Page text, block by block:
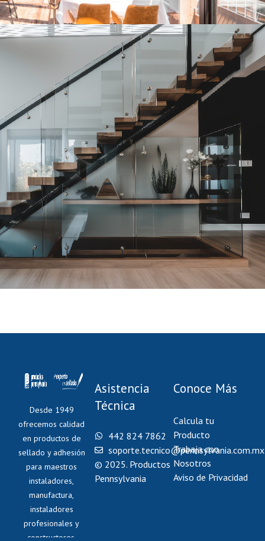
Desde 1949
ofrecemos calidad
en productos de
sellado y adhesión
para maestros
instaladores,
manufactura,
instaladores
profesionales y
constructores.
Asistencia
Técnica
442 824 7862
soporte.tecnico@pennsylvania.com.mx
© 2025. Productos
Pennsylvania
Conoce Más
Calcula tu
Producto
Trabaja con
Nosotros
Aviso de Privacidad